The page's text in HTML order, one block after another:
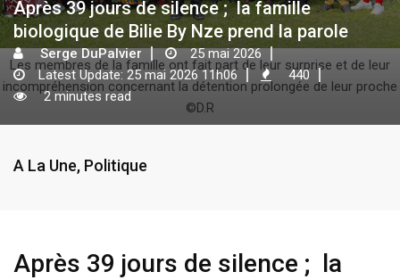
Après 39 jours de silence ; la famille
biologique de Bilie By Nze prend la parole
Serge DuPalvier
25 mai 2026
Latest Update: 25 mai 2026 11h06
440
2 minutes read
Les membres de la famille ont fait part de leur surprise et de leur
incompréhension concernant la détention prolongée de leur proche
©D.R
A La Une, Politique
Après 39 jours de silence ; la